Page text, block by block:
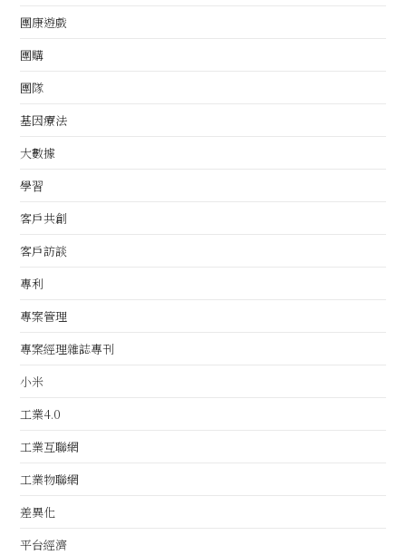
團康遊戲
團購
團隊
基因療法
大數據
學習
客戶共創
客戶訪談
專利
專案管理
專案經理雜誌專刊
小米
工業4.0
工業互聯網
工業物聯網
差異化
平台經濟